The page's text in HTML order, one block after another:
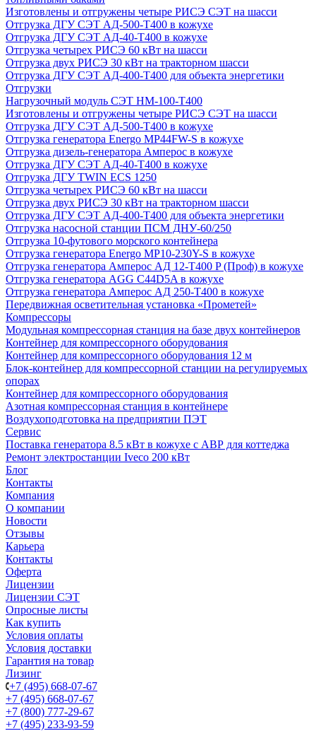
Изготовлены и отгружены четыре РИСЭ СЭТ на шасси
Отгрузка ДГУ СЭТ АД-500-Т400 в кожухе
Отгрузка ДГУ СЭТ АД-40-Т400 в кожухе
Отгрузка четырех РИСЭ 60 кВт на шасси
Отгрузка двух РИСЭ 30 кВт на тракторном шасси
Отгрузка ДГУ СЭТ АД-400-Т400 для объекта энергетики
Отгрузки
Нагрузочный модуль СЭТ НМ-100-Т400
Изготовлены и отгружены четыре РИСЭ СЭТ на шасси
Отгрузка ДГУ СЭТ АД-500-Т400 в кожухе
Отгрузка генератора Energo MP44FW-S в кожухе
Отгрузка дизель-генератора Амперос в кожухе
Отгрузка ДГУ СЭТ АД-40-Т400 в кожухе
Отгрузка ДГУ TWIN ECS 1250
Отгрузка четырех РИСЭ 60 кВт на шасси
Отгрузка двух РИСЭ 30 кВт на тракторном шасси
Отгрузка ДГУ СЭТ АД-400-Т400 для объекта энергетики
Отгрузка насосной станции ПСМ ДНУ-60/250
Отгрузка 10-футового морского контейнера
Отгрузка генератора Energo MP10-230Y-S в кожухе
Отгрузка генератора Амперос АД 12-Т400 P (Проф) в кожухе
Отгрузка генератора AGG C44D5A в кожухе
Отгрузка генератора Амперос АД 250-Т400 в кожухе
Передвижная осветительная установка «Прометей»
Компрессоры
Модульная компрессорная станция на базе двух контейнеров
Контейнер для компрессорного оборудования
Контейнер для компрессорного оборудования 12 м
Блок-контейнер для компрессорной станции на регулируемых
опорах
Контейнер для компрессорного оборудования
Азотная компрессорная станция в контейнере
Воздухоподготовка на предприятии ПЭТ
Сервис
Поставка генератора 8.5 кВт в кожухе с АВР для коттеджа
Ремонт электростанции Iveco 200 кВт
Блог
Контакты
Компания
О компании
Новости
Отзывы
Карьера
Контакты
Оферта
Лицензии
Лицензии СЭТ
Опросные листы
Как купить
Условия оплаты
Условия доставки
Гарантия на товар
Лизинг
+7 (495) 668-07-67
+7 (495) 668-07-67
+7 (800) 777-29-67
+7 (495) 233-93-59